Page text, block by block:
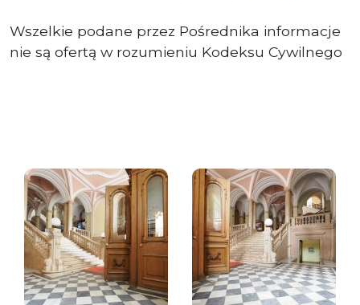
Wszelkie podane przez Pośrednika informacje
nie są ofertą w rozumieniu Kodeksu Cywilnego